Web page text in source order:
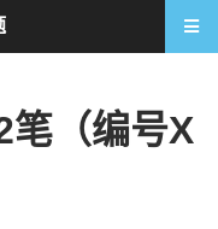
笔（编号X